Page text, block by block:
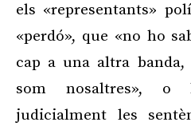
els «representants»
«perdó», que «no ho
cap a una altra
som nosaltres», o
judicialment les